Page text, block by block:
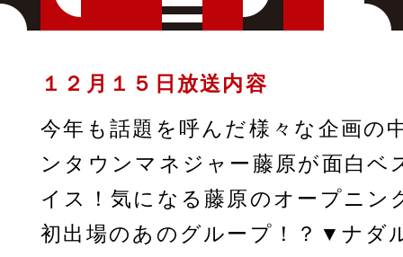
１２月１５日放送内容
今年も話題を呼んだ様々な企画の
ンタウンマネジャー藤原が面白ベ
イス！気になる藤原のオープニン
初出場のあのグループ！？▼ナダ